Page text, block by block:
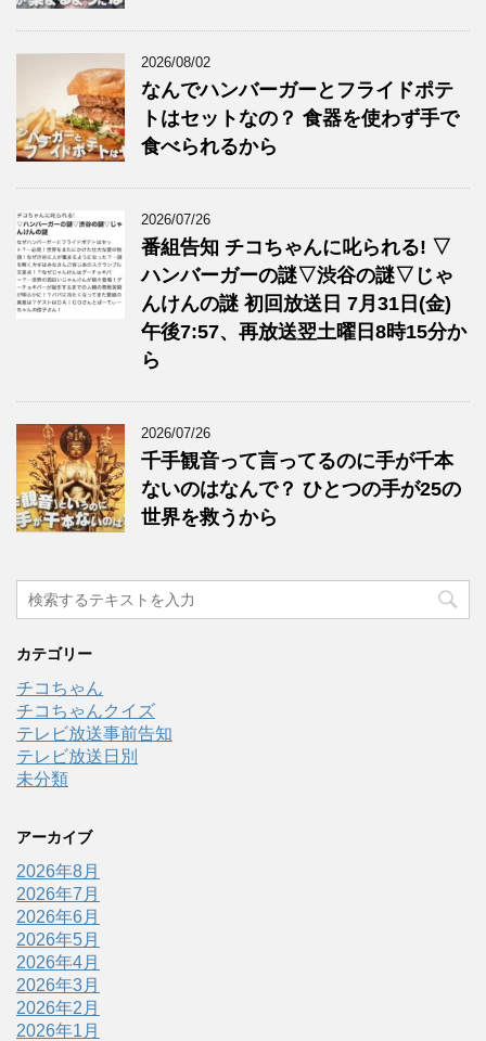
2026/08/02
なんでハンバーガーとフライドポテ
トはセットなの？ 食器を使わず手で
食べられるから
2026/07/26
番組告知 チコちゃんに叱られる! ▽
ハンバーガーの謎▽渋谷の謎▽じゃ
んけんの謎 初回放送日 7月31日(金)
午後7:57、再放送翌土曜日8時15分か
ら
2026/07/26
千手観音って言ってるのに手が千本
ないのはなんで？ ひとつの手が25の
世界を救うから
カテゴリー
チコちゃん
チコちゃんクイズ
テレビ放送事前告知
テレビ放送日別
未分類
アーカイブ
2026年8月
2026年7月
2026年6月
2026年5月
2026年4月
2026年3月
2026年2月
2026年1月